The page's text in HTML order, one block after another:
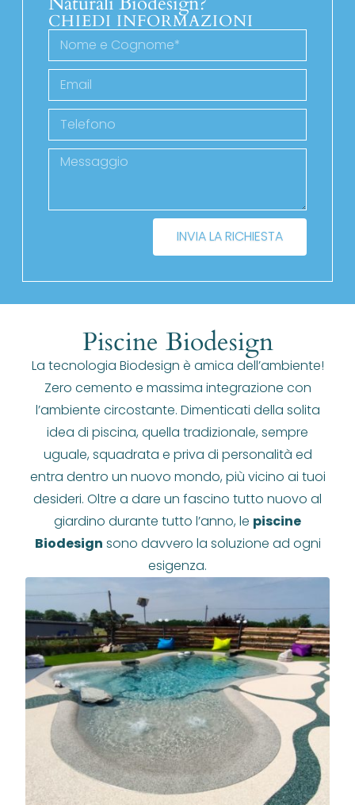
CHIEDI INFORMAZIONI
INVIA LA RICHIESTA
Piscine Biodesign
La tecnologia Biodesign è amica dell’ambiente!
Zero cemento e massima integrazione con
l’ambiente circostante. Dimenticati della solita
idea di piscina, quella tradizionale, sempre
uguale, squadrata e priva di personalità ed
entra dentro un nuovo mondo, più vicino ai tuoi
desideri. Oltre a dare un fascino tutto nuovo al
giardino durante tutto l’anno, le piscine
Biodesign sono davvero la soluzione ad ogni
esigenza.